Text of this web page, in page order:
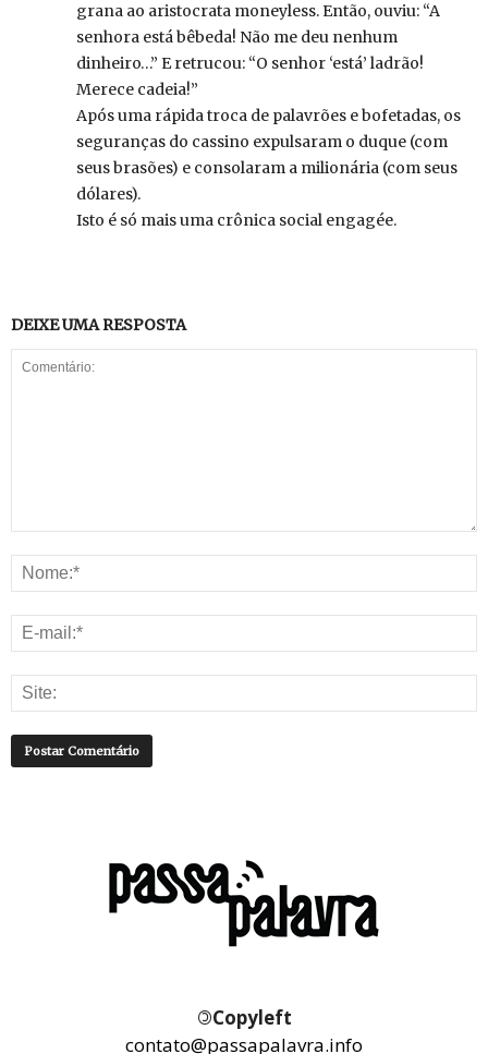
grana ao aristocrata moneyless. Então, ouviu: “A
senhora está bêbeda! Não me deu nenhum
dinheiro…” E retrucou: “O senhor ‘está’ ladrão!
Merece cadeia!”
Após uma rápida troca de palavrões e bofetadas, os
seguranças do cassino expulsaram o duque (com
seus brasões) e consolaram a milionária (com seus
dólares).
Isto é só mais uma crônica social engagée.
DEIXE UMA RESPOSTA
©Copyleft
contato@passapalavra.info